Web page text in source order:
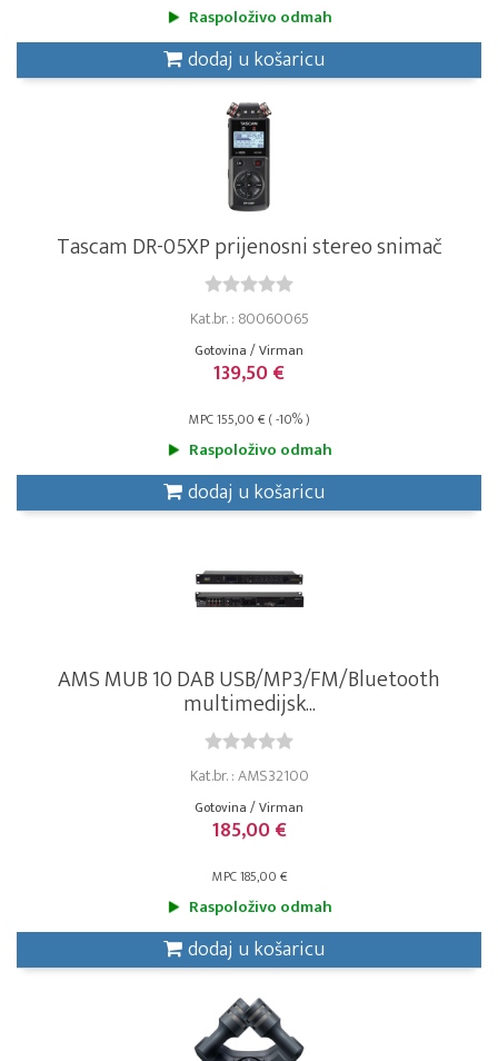
Raspoloživo odmah
dodaj u košaricu
Tascam DR-05XP prijenosni stereo snimač
Kat.br. : 80060065
Gotovina / Virman
139,50 €
MPC 155,00 € ( -10% )
Raspoloživo odmah
dodaj u košaricu
AMS MUB 10 DAB USB/MP3/FM/Bluetooth
multimedijsk...
Kat.br. : AMS32100
Gotovina / Virman
185,00 €
MPC 185,00 €
Raspoloživo odmah
dodaj u košaricu